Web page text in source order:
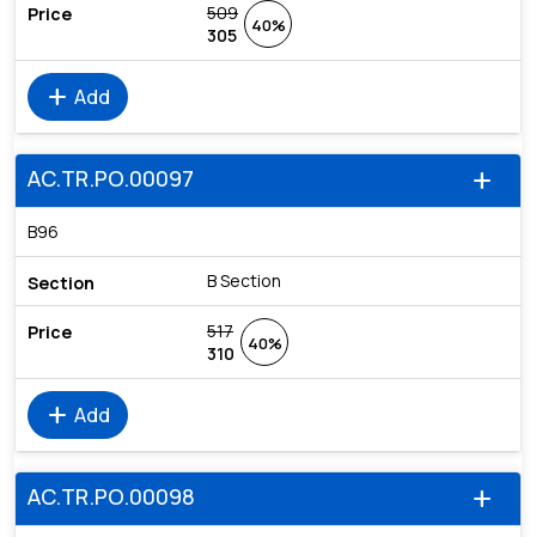
509
305
40%
add Add
add
AC.TR.PO.00097
B96
B Section
517
310
40%
add Add
add
AC.TR.PO.00098